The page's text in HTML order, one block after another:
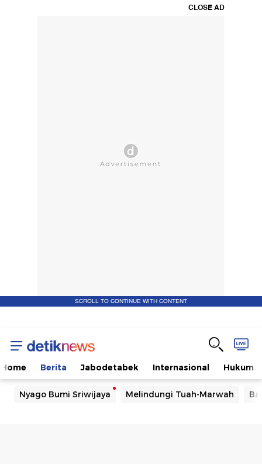
CLOSE AD
SCROLL TO CONTINUE WITH CONTENT
Home Berita Jabodetabek Internasional Hukum
Nyago Bumi Sriwijaya Melindungi Tuah-Marwah